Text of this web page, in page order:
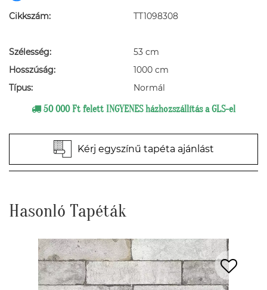
Cikkszám: TT1098308
Szélesség:
53 cm
Hosszúság:
1000 cm
Típus:
Normál
50 000 Ft felett INGYENES házhozszállítás a GLS-el
Kérj egyszínű tapéta ajánlást
Hasonló Tapéták